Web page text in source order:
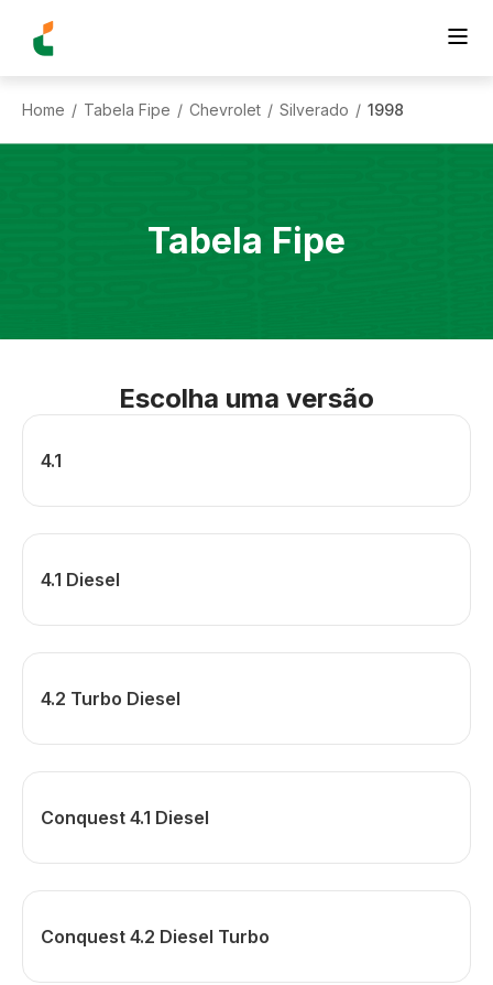
Home / Tabela Fipe / Chevrolet / Silverado / 1998
Tabela Fipe
Escolha uma versão
4.1
4.1 Diesel
4.2 Turbo Diesel
Conquest 4.1 Diesel
Conquest 4.2 Diesel Turbo